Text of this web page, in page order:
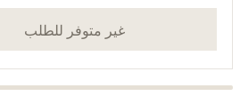
غير متوفر للطلب